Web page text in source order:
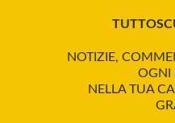
NOTIZIE,
OGNI
NELLA TUA